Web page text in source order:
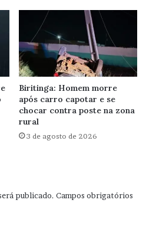
Biritinga: Homem morre
após carro capotar e se
chocar contra poste na zona
rural
3 de agosto de 2026
publicado. Campos obrigatórios